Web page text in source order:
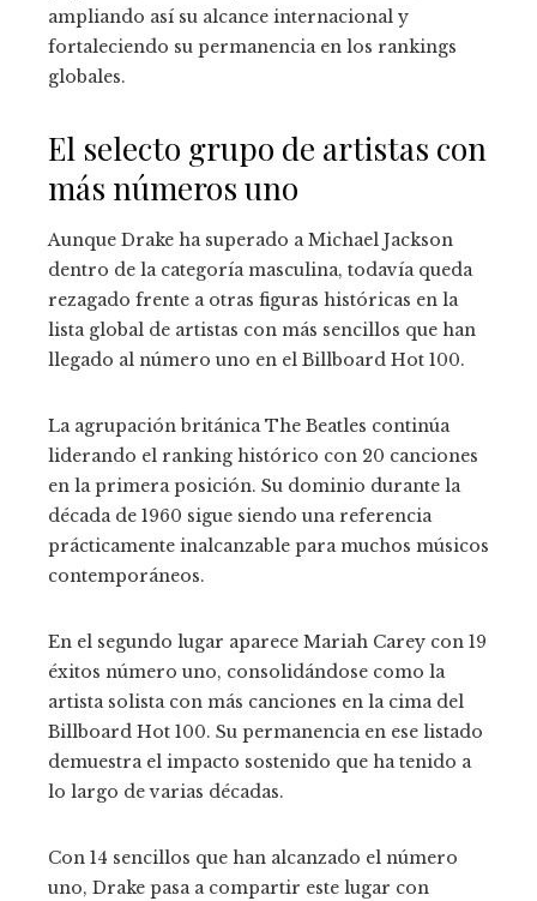
ampliando así su alcance internacional y
fortaleciendo su permanencia en los rankings
globales.
El selecto grupo de artistas con
más números uno
Aunque Drake ha superado a Michael Jackson
dentro de la categoría masculina, todavía queda
rezagado frente a otras figuras históricas en la
lista global de artistas con más sencillos que han
llegado al número uno en el Billboard Hot 100.
La agrupación británica The Beatles continúa
liderando el ranking histórico con 20 canciones
en la primera posición. Su dominio durante la
década de 1960 sigue siendo una referencia
prácticamente inalcanzable para muchos músicos
contemporáneos.
En el segundo lugar aparece Mariah Carey con 19
éxitos número uno, consolidándose como la
artista solista con más canciones en la cima del
Billboard Hot 100. Su permanencia en ese listado
demuestra el impacto sostenido que ha tenido a
lo largo de varias décadas.
Con 14 sencillos que han alcanzado el número
uno, Drake pasa a compartir este lugar con